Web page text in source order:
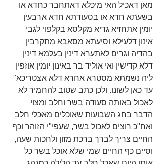
מאן דאכיל האי מיכלא דאתחבר כחדא או
בשעתא חדא או בסעודתא חדא ארבעין
יומין אתחזיא גדיא מקלסא בקלפוי לגבי
אינון דלעילא וסיעתא מסאבא מתקרבין
בהדיה וגרים לאתערא דינין בעלמא דינין
דלא קדישין ואי אוליד בר באינון יומין אוזפין
ליה נשמתא מסטרא אחרא דלא אצטריכא"
עד כאן לשונו. ולכן כתב שטוב להחמיר לא
לאכול באותה סעודה בשר וחלב ומצוי
הדבר בחג השבועות שאוכלים מאכלי חלב
ואח"כ רוצים לאכול בשר, שעפי"י הזוהר וכף
החיים צריך לברך ברכת מזון ולחכות שעה,
וסיים כף החיים שמי שלא אוכל בשר כל